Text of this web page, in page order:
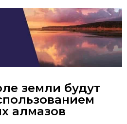
земли будут
алмазов